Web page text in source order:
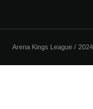
Arena Kings League /